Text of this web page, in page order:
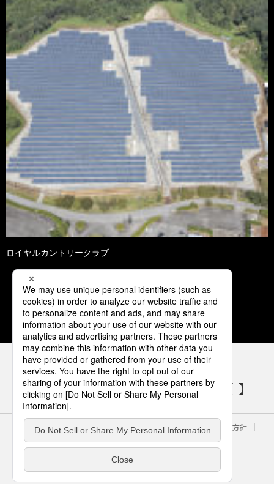
ロイヤルカントリークラブ
1 2
パナソニックの電気設備 SNSアカウント
サイトのご利用にあたって クッキーポリシー
個人情報保護方針
パナソニック ホールディングス
Area/Country
電気・建築設備（ビジネス）